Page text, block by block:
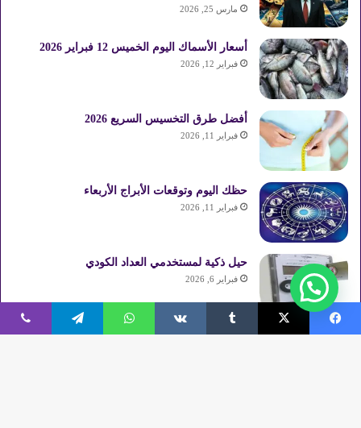
مارس 25, 2026
أسعار الأسماك اليوم الخميس 12 فبراير 2026
فبراير 12, 2026
أفضل طرق التخسيس السريع 2026
فبراير 11, 2026
حظك اليوم وتوقعات الأبراج الأربعاء
فبراير 11, 2026
حيل ذكية لمستخدمي العداد الكودي
فبراير 6, 2026
فيسبوك ‫X واتساب تيلقرام ڤايبر